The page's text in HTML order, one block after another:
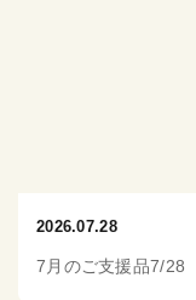
2026.07.28
7月のご支援品7/28